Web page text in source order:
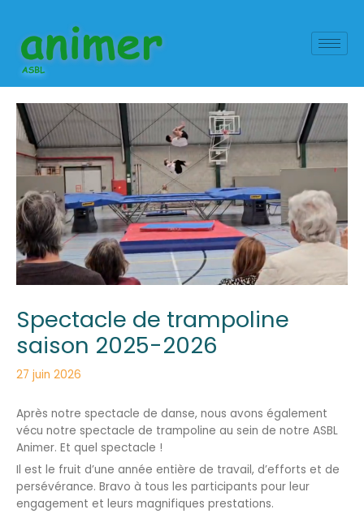
contenu
Spectacle de trampoline
saison 2025-2026
27 juin 2026
Après notre spectacle de danse, nous avons également
vécu notre spectacle de trampoline au sein de notre ASBL
Animer. Et quel spectacle !
Il est le fruit d’une année entière de travail, d’efforts et de
persévérance. Bravo à tous les participants pour leur
engagement et leurs magnifiques prestations.
articles